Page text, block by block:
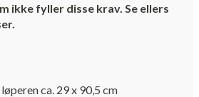
ikke fyller disse krav. Se ellers
ca. 29 x 90,5 cm